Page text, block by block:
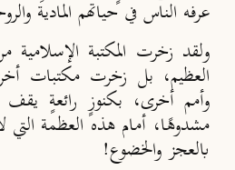
عرفه الناس في حياتهم المادية
ولقد زخرت المكتبة
العظيم، بل زخرت مكتبات
وأمم أخرى، بكنوزٍ رائعةٍ يقف
مشدوهًا، أمام هذه العظمة التي
بالعجز والخضوع!